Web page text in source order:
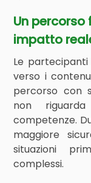
Un
impatto
Le
verso i
percorso con
non
competenze.
maggiore
situazioni
complessi.